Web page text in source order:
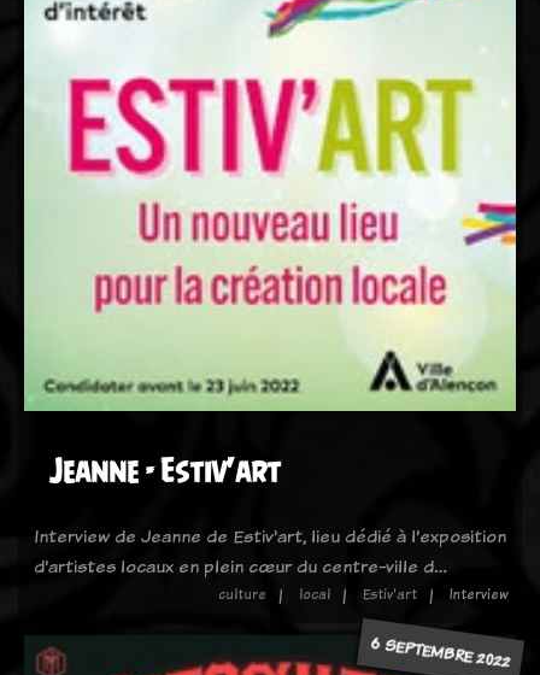
Jeanne - Estiv'art
Interview de Jeanne de Estiv'art, lieu dédié à l'exposition
d'artistes locaux en plein cœur du centre-ville d…
culture local Estiv'art Interview
6 SEPTEMBRE 2022